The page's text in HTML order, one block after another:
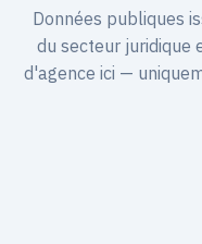
Données publiques
du secteur juridique
d'agence ici —